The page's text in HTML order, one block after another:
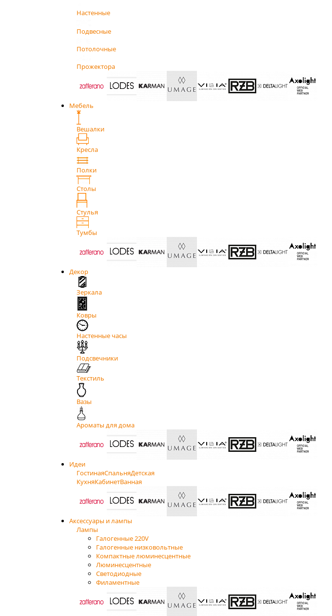
Настенные
Подвесные
Потолочные
Прожектора
Мебель
Вешалки
Кресла
Полки
Столы
Стулья
Тумбы
Декор
Зеркала
Ковры
Настенные часы
Подсвечники
Текстиль
Вазы
Ароматы для дома
Идеи
ГостинаяСпальняДетская
КухняКабинетВанная
Аксессуары и лампы
Лампы
Галогенные 220V
Галогенные низковольтные
Компактные люминесцентные
Люминесцентные
Светодиодные
Филаментные